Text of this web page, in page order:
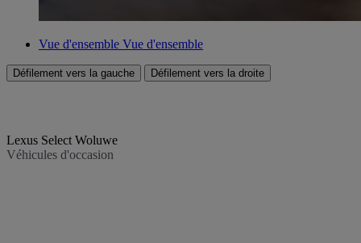
Vue d'ensemble Vue d'ensemble
Défilement vers la gauche Défilement vers la droite
Lexus Select Woluwe
Véhicules d'occasion